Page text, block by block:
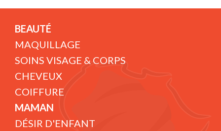
BEAUTÉ
MAQUILLAGE
SOINS VISAGE & CORPS
CHEVEUX
COIFFURE
MAMAN
DÉSIR D'ENFANT